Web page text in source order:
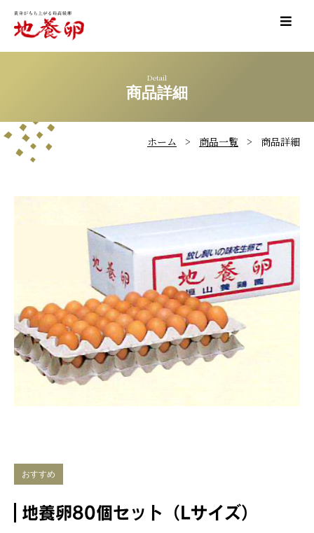
Detail
商品詳細
ホーム 商品一覧 商品詳細
おすすめ
地養卵80個セット（Lサイズ）